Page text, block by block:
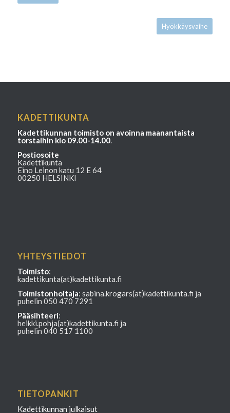
Hyökkäysvaihe
KADETTIKUNTA
Kadettikunnan toimisto on avoinna maanantaista
torstaihin klo 09.00-14.00.
Postiosoite
Kadettikunta
Eino Leinon katu 12 E 64
00250 HELSINKI
YHTEYSTIEDOT
Toimisto:
kadettikunta(at)kadettikunta.fi
Toimistonhoitaja: sabina.krogars(at)kadettikunta.fi ja
puhelin 050 470 7291
Pääsihteeri:
heikki.pohja(at)kadettikunta.fi ja
puhelin 040 517 1100
TIETOPANKIT
Kadettikunnan julkaisut